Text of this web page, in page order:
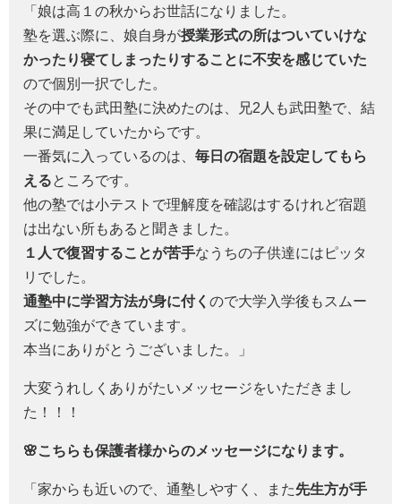
「娘は高１の秋からお世話になりました。
塾を選ぶ際に、娘自身が授業形式の所はついていけな
かったり寝てしまったりすることに不安を感じていた
ので個別一択でした。
その中でも武田塾に決めたのは、兄2人も武田塾で、結
果に満足していたからです。
一番気に入っているのは、 毎日の宿題を設定してもら
えるところです。
他の塾では小テストで理解度を確認はするけれど宿題
は出ない所もあると聞きました。
１人で復習することが苦手なうちの子供達にはピッタ
リでした。
通塾中に学習方法が身に付く ので大学入学後もスムー
ズに勉強ができています。
本当にありがとうございました。」
大変うれしくありがたいメッセージをいただきまし
た！！！
🌸こちらも保護者様からのメッセージになります。
「家からも近いので、通塾しやすく、また先生方が手